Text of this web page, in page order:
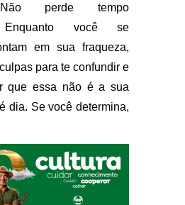
Não perde tempo
Enquanto você se
em sua fraqueza,
para te confundir e
que essa não é a sua
dia. Se você determina,